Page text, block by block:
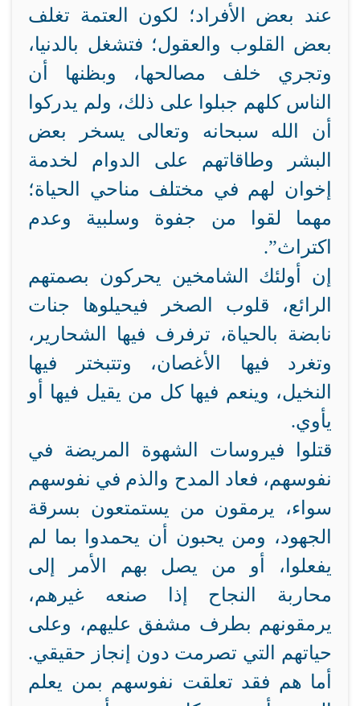
عند بعض الأفراد؛ لكون العتمة تغلف
بعض القلوب والعقول؛ فتشغل بالدنيا،
وتجري خلف مصالحها، وبظنها أن
الناس كلهم جبلوا على ذلك، ولم يدركوا
أن الله سبحانه وتعالى يسخر بعض
البشر وطاقاتهم على الدوام لخدمة
إخوان لهم في مختلف مناحي الحياة؛
مهما لقوا من جفوة وسلبية وعدم
اكتراث”.
إن أولئك الشامخين يحركون بصمتهم
الرائع، قلوب الصخر فيحيلوها جنات
نابضة بالحياة، ترفرف فيها الشحارير،
وتغرد فيها الأغصان، وتتبختر فيها
النخيل، وينعم فيها كل من يقيل فيها أو
يأوي.
قتلوا فيروسات الشهوة المريضة في
نفوسهم، فعاد المدح والذم في نفوسهم
سواء، يرمقون من يستمتعون بسرقة
الجهود، ومن يحبون أن يحمدوا بما لم
يفعلوا، أو من يصل بهم الأمر إلى
محاربة النجاح إذا صنعه غيرهم،
يرمقونهم بطرف مشفق عليهم، وعلى
حياتهم التي تصرمت دون إنجاز حقيقي.
أما هم فقد تعلقت نفوسهم بمن يعلم